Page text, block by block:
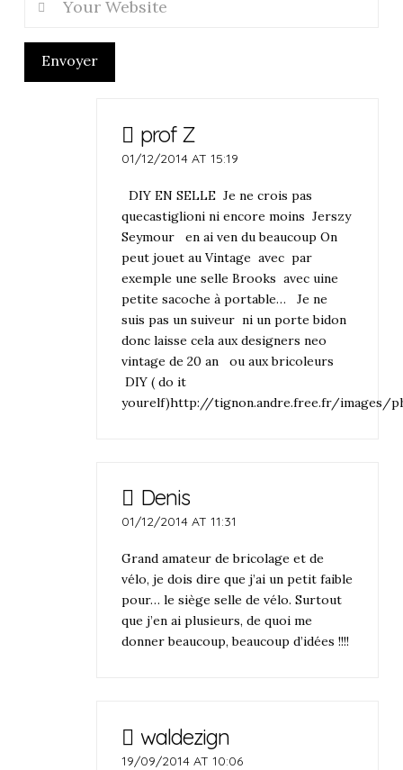
Envoyer
prof Z
01/12/2014 AT 15:19
DIY EN SELLE Je ne crois pas
quecastiglioni ni encore moins Jerszy
Seymour en ai ven du beaucoup On
peut jouet au Vintage avec par
exemple une selle Brooks avec uine
petite sacoche à portable… Je ne
suis pas un suiveur ni un porte bidon
donc laisse cela aux designers neo
vintage de 20 an ou aux bricoleurs
DIY ( do it
yourelf)http://tignon.andre.free.fr/images/
Denis
01/12/2014 AT 11:31
Grand amateur de bricolage et de
vélo, je dois dire que j’ai un petit faible
pour… le siège selle de vélo. Surtout
que j’en ai plusieurs, de quoi me
donner beaucoup, beaucoup d’idées !!!!
waldezign
19/09/2014 AT 10:06